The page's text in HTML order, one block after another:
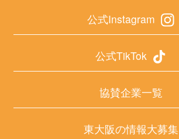
公式Instagram
公式TikTok
協賛企業一覧
東大阪の情報大募集